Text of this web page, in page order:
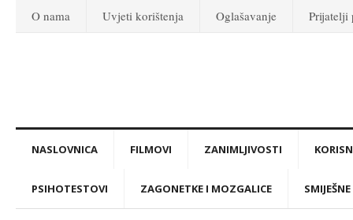
O nama Uvjeti korištenja Oglašavanje Prijatelji
NASLOVNICA FILMOVI ZANIMLJIVOSTI
PSIHOTESTOVI ZAGONETKE I MOZGALICE